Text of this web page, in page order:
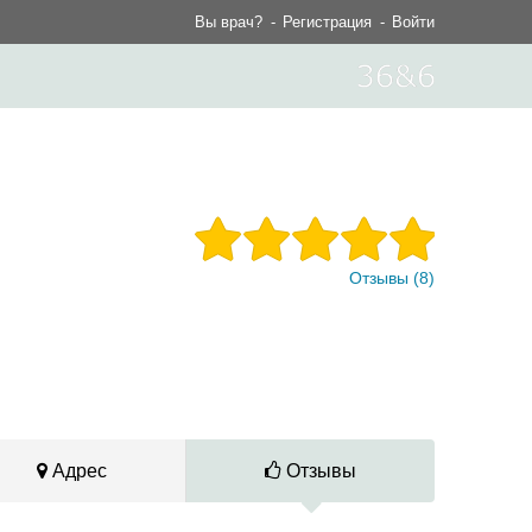
Вы врач? Регистрация Войти
Отзывы (8)
Адрес Отзывы